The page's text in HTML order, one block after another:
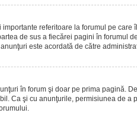
referitoare la forumul pe care
de sus a fiecărei pagini în forumul
este acordată de către
în forum şi doar pe prima pagină.
Ca şi cu anunţurile, permisiunea de a